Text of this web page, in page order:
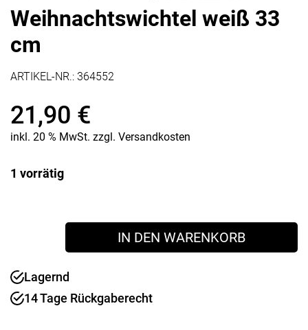
Weihnachtswichtel weiß 33
cm
ARTIKEL-NR.: 364552
21,90 €
inkl. 20 % MwSt. zzgl. Versandkosten
1 vorrätig
Weihnachtswichtel
cm
Menge
IN DEN WARENKORB
Lagernd
14 Tage Rückgaberecht